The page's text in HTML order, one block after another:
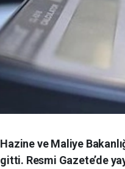
Hazine ve Maliye
gitti. Resmi Gazete’de